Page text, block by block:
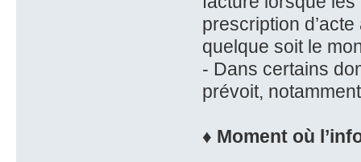
prescription
quelque soit le
- Dans certains
prévoit,
♦ Moment où